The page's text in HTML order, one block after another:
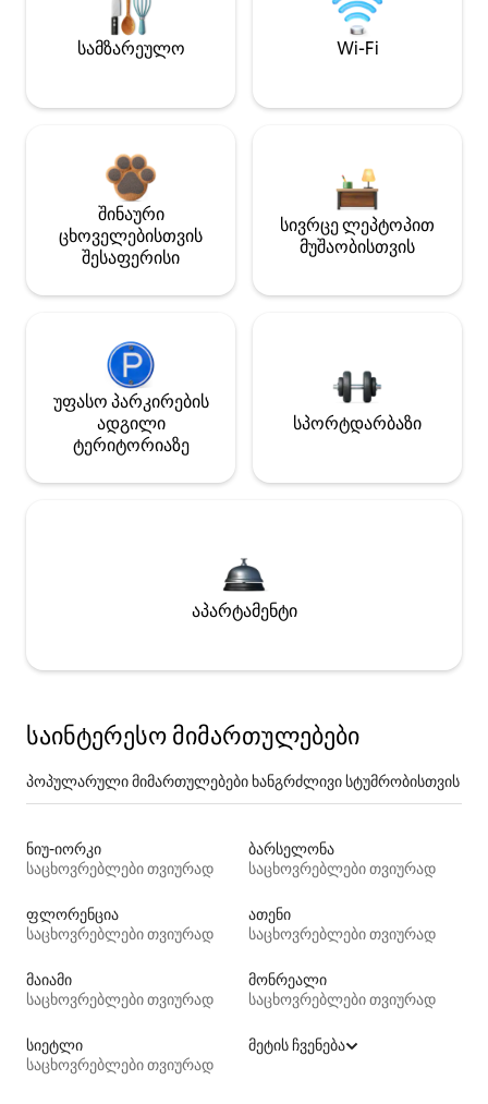
სამზარეულო Wi-Fi
შინაური
ცხოველებისთვის
შესაფერისი
სივრცე ლეპტოპით
მუშაობისთვის
უფასო პარკირების
ადგილი
ტერიტორიაზე
სპორტდარბაზი
აპარტამენტი
საინტერესო მიმართულებები
პოპულარული მიმართულებები ხანგრძლივი სტუმრობისთვის
ნიუ-იორკი
საცხოვრებლები თვიურად
ბარსელონა
საცხოვრებლები თვიურად
ფლორენცია
საცხოვრებლები თვიურად
ათენი
საცხოვრებლები თვიურად
მაიამი
საცხოვრებლები თვიურად
მონრეალი
საცხოვრებლები თვიურად
სიეტლი
საცხოვრებლები თვიურად
მეტის ჩვენება